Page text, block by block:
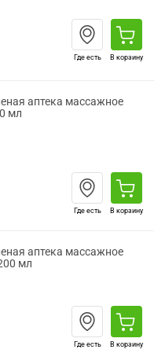
Где есть В корзину
аптека массажное
мл
Где есть В корзину
аптека массажное
мл
Где есть В корзину